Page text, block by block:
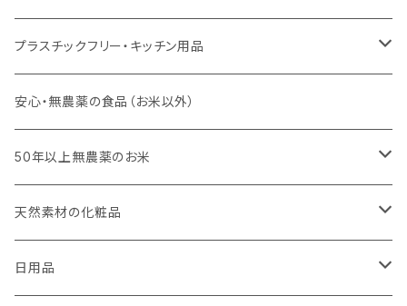
プラスチックフリー・キッチン用品
キッチンスポンジ・キッチンブラシ
びわこ・和太布（日本独自の方法で織られた木綿の布巾）
weck（ドイツ生まれのガラス容器）
パーツ
スタッシャー（シリコンの保存容器）
安心・無農薬の食品（お米以外）
50年以上無農薬のお米
玄米（定期便）
白米（定期便）
天然素材の化粧品
日焼け止め
日用品